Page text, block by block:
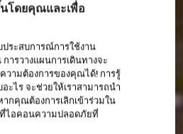
โดยคุณและเพื่อ
ประสบการณ์การใช้งาน
รวางแผนการเดินทางจะ
ความต้องการของคุณได้! การรู้
ไร จะช่วยให้เราสามารถนำ
กคุณต้องการเลิกเข้าร่วมใน
ไอคอนความปลอดภัยที่